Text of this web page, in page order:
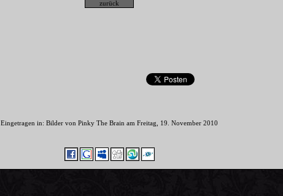
Eingetragen in: Bilder von Pinky The Brain am Freitag, 19. November 2010